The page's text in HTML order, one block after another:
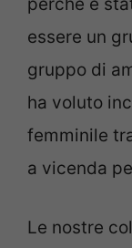
perché è
essere un
gruppo di
ha voluto
femminile
a vicenda
Le nostre